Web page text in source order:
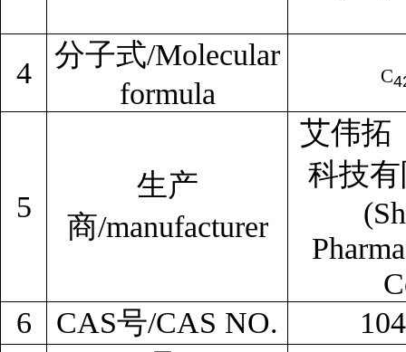
4
分子式/Molecular
formula
C
5
生产
商/manufacturer
艾伟拓
科技
6
CAS号/CAS NO.